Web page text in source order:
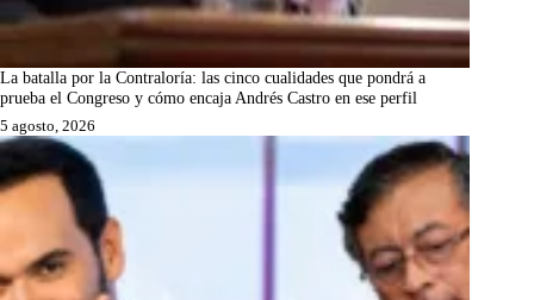
La batalla por la Contraloría: las cinco cualidades que pondrá a
prueba el Congreso y cómo encaja Andrés Castro en ese perfil
5 agosto, 2026